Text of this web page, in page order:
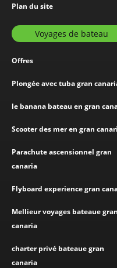
Plan du site
Voyages de bateau
Offres
Plongée avec tuba gran
le banana bateau en gran
Scooter des mer en gran
Parachute ascensionnel gran
canaria
Flyboard experience gran
Mellieur voyages bateaue gran
canaria
charter privé bateaue gran
canaria